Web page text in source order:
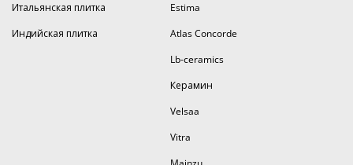
Итальянская плитка
Индийская плитка
Estima
Atlas Concorde
Lb-ceramics
Керамин
Velsaa
Vitra